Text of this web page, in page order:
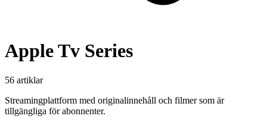
Apple Tv Series
56 artiklar
Streamingplattform med originalinnehåll och filmer som är
tillgängliga för abonnenter.